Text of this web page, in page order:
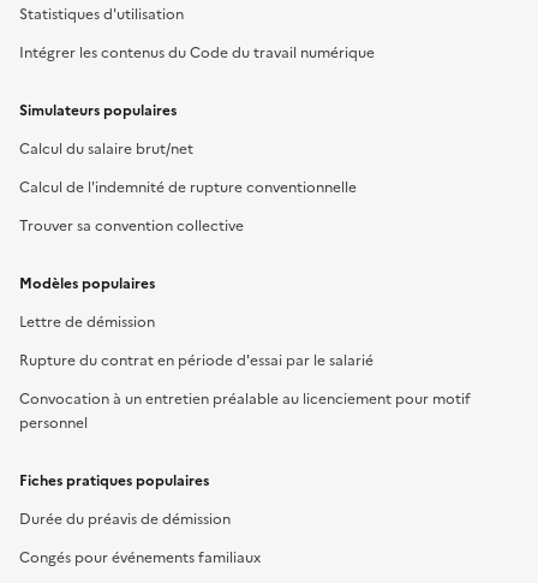
Statistiques d'utilisation
Intégrer les contenus du Code du travail numérique
Simulateurs populaires
Calcul du salaire brut/net
Calcul de l'indemnité de rupture conventionnelle
Trouver sa convention collective
Modèles populaires
Lettre de démission
Rupture du contrat en période d'essai par le salarié
Convocation à un entretien préalable au licenciement pour motif
personnel
Fiches pratiques populaires
Durée du préavis de démission
Congés pour événements familiaux